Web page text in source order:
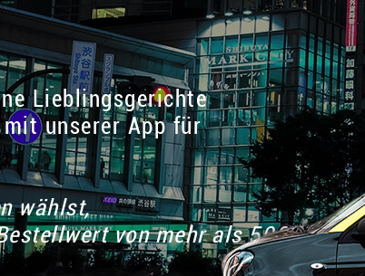
Lieblingsgerichte
unserer App für
wählst,
von mehr als 50€